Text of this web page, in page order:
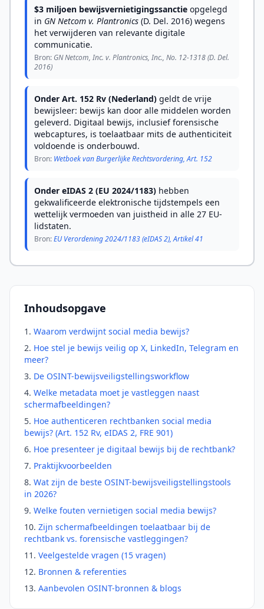
$3 miljoen bewijsvernietigingssanctie opgelegd
in GN Netcom v. Plantronics (D. Del. 2016) wegens
het verwijderen van relevante digitale
communicatie.
Bron: GN Netcom, Inc. v. Plantronics, Inc., No. 12-1318 (D. Del.
2016)
Onder Art. 152 Rv (Nederland) geldt de vrije
bewijsleer: bewijs kan door alle middelen worden
geleverd. Digitaal bewijs, inclusief forensische
webcaptures, is toelaatbaar mits de authenticiteit
voldoende is onderbouwd.
Bron: Wetboek van Burgerlijke Rechtsvordering, Art. 152
Onder eIDAS 2 (EU 2024/1183) hebben
gekwalificeerde elektronische tijdstempels een
wettelijk vermoeden van juistheid in alle 27 EU-
lidstaten.
Bron:EU Verordening 2024/1183 (eIDAS 2), Artikel 41
Inhoudsopgave
Waarom verdwijnt social media bewijs?
Hoe stel je bewijs veilig op X, LinkedIn, Telegram en
meer?
De OSINT-bewijsveiligstellingsworkflow
Welke metadata moet je vastleggen naast
schermafbeeldingen?
Hoe authenticeren rechtbanken social media
bewijs? (Art. 152 Rv, eIDAS 2, FRE 901)
Hoe presenteer je digitaal bewijs bij de rechtbank?
Praktijkvoorbeelden
Wat zijn de beste OSINT-bewijsveiligstellingstools
in 2026?
Welke fouten vernietigen social media bewijs?
Zijn schermafbeeldingen toelaatbaar bij de
rechtbank vs. forensische vastleggingen?
Veelgestelde vragen (15 vragen)
Bronnen & referenties
Aanbevolen OSINT-bronnen & blogs